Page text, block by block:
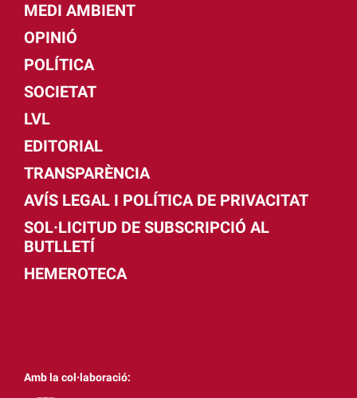
MEDI AMBIENT
OPINIÓ
POLÍTICA
SOCIETAT
LVL
EDITORIAL
TRANSPARÈNCIA
AVÍS LEGAL I POLÍTICA DE PRIVACITAT
SOL·LICITUD DE SUBSCRIPCIÓ AL
BUTLLETÍ
HEMEROTECA
Amb la col·laboració: